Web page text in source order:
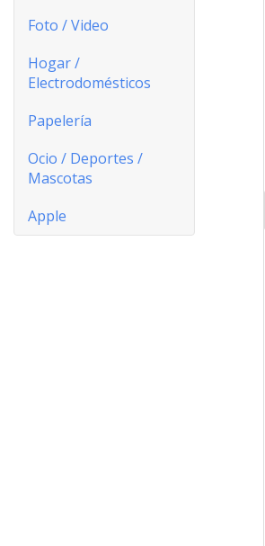
Foto / Video
Hogar /
Electrodomésticos
Papelería
Ocio / Deportes /
Mascotas
Apple